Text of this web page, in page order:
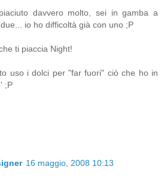
davvero molto, sei in gamba a
io ho difficoltà già con uno ;P
ti piaccia Night!
uso i dolci per "far fuori" ciò che ho in
;P
16 maggio, 2008 10:13